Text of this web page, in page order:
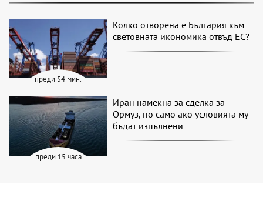
преди 54 мин.
Колко отворена е България към
световната икономика отвъд ЕС?
преди 15 часа
Иран намекна за сделка за
Ормуз, но само ако условията му
бъдат изпълнени